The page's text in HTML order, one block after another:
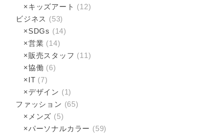
×キッズアート (12)
ビジネス (53)
×SDGs (14)
×営業 (14)
×販売スタッフ (11)
×協働 (6)
×IT (7)
×デザイン (1)
ファッション (65)
×メンズ (5)
×パーソナルカラー (59)